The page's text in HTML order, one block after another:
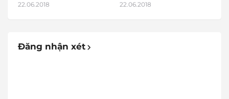
22.06.2018 22.06.2018
Đăng nhận xét